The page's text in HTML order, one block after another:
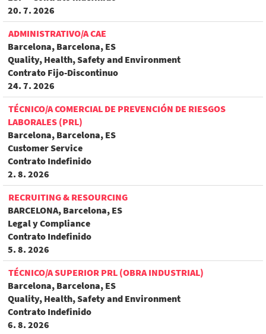
20. 7. 2026
ADMINISTRATIVO/A CAE
Barcelona, Barcelona, ES
Quality, Health, Safety and Environment
Contrato Fijo-Discontinuo
24. 7. 2026
TÉCNICO/A COMERCIAL DE PREVENCIÓN DE RIESGOS
LABORALES (PRL)
Barcelona, Barcelona, ES
Customer Service
Contrato Indefinido
2. 8. 2026
RECRUITING & RESOURCING
BARCELONA, Barcelona, ES
Legal y Compliance
Contrato Indefinido
5. 8. 2026
TÉCNICO/A SUPERIOR PRL (OBRA INDUSTRIAL)
Barcelona, Barcelona, ES
Quality, Health, Safety and Environment
Contrato Indefinido
6. 8. 2026